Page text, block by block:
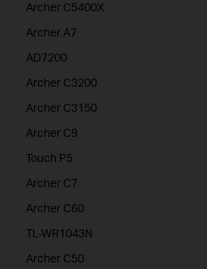
Archer C5400X
Archer A7
AD7200
Archer C3200
Archer C3150
Archer C9
Touch P5
Archer C7
Archer C60
TL-WR1043N
Archer C50